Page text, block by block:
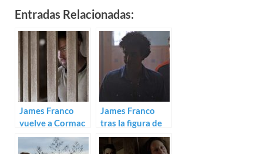
Entradas Relacionadas:
James Franco
vuelve a Cormac
McCarthy en el
teaser de Child of
James Franco
tras la figura de
Sal Mineo: Trailer
para Sal